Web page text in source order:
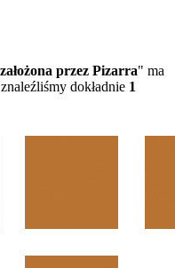
przez Pizarra" ma
dokładnie 1